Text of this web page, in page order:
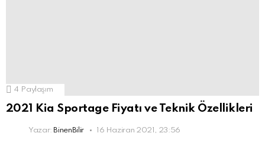
4 Paylaşım
2021 Kia Sportage Fiyatı ve Teknik Özellikleri
Yazar: BinenBilir 16 Haziran 2021, 23:56